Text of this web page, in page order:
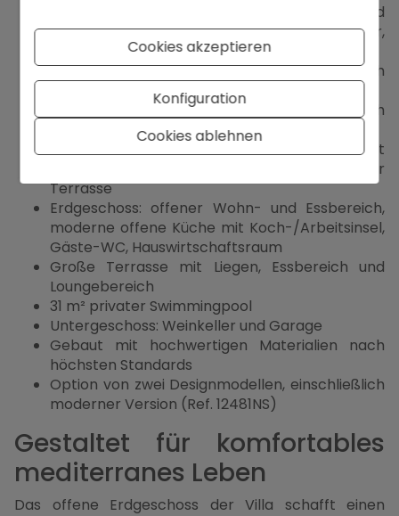
Erstklassige Lage: 550 m zu Geschäften und
Restaurants, 800 m zum Strand Cala Baladrar,
10 Min. nach Moraira
Panoaromablick auf das Meer, einschließlich
des Peñón de Ifach
Verteilt auf vier Ebenen, verbunden durch
Treppe und Aufzug
Obergeschoss: geräumige Master-Suite mit
Ankleidezimmer, eigenem Bad und privater
Terrasse
Erdgeschoss: offener Wohn- und Essbereich,
moderne offene Küche mit Koch-/Arbeitsinsel,
Gäste-WC, Hauswirtschaftsraum
Große Terrasse mit Liegen, Essbereich und
Loungebereich
31 m² privater Swimmingpool
Untergeschoss: Weinkeller und Garage
Gebaut mit hochwertigen Materialien nach
höchsten Standards
Option von zwei Designmodellen, einschließlich
moderner Version (Ref. 12481NS)
Gestaltet für komfortables
mediterranes Leben
Das offene Erdgeschoss der Villa schafft einen
Cookies akzeptieren
Konfiguration
Cookies ablehnen